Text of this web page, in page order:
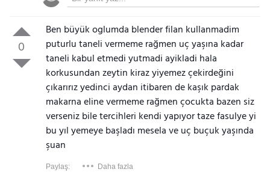
0
Ben büyük oglumda blender filan kullanmadim
puturlu taneli vermeme rağmen uç yaşına kadar
taneli kabul etmedi yutmadi ayikladi hala
korkusundan zeytin kiraz yiyemez çekirdeğini
çıkarırız yedinci aydan itibaren de kaşık pardak
makarna eline vermeme rağmen çocukta bazen siz
verseniz bile tercihleri kendi yapıyor taze fasulye yi
bu yıl yemeye başladı mesela ve uç buçuk yaşında
şuan
Paylaş: Daha fazla